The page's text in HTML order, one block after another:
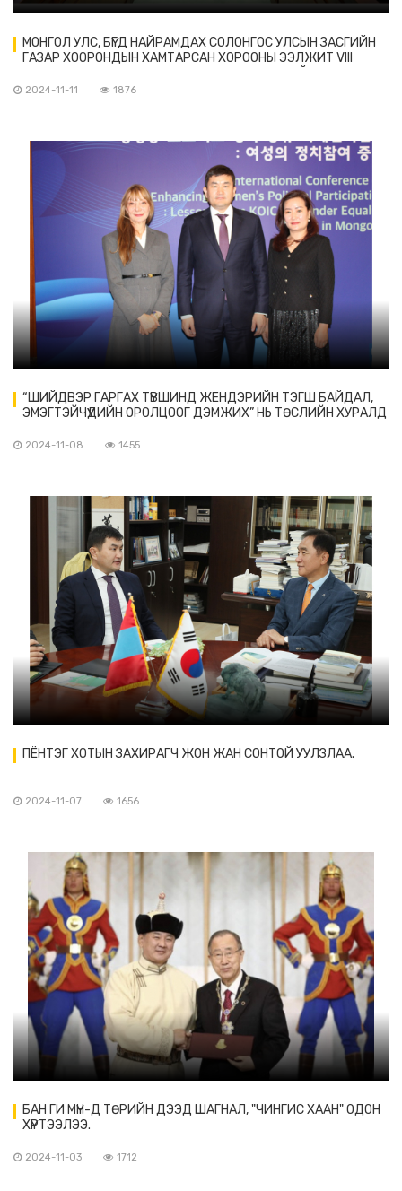
МОНГОЛ УЛС, БҮГД НАЙРАМДАХ СОЛОНГОС УЛСЫН ЗАСГИЙН
ГАЗАР ХООРОНДЫН ХАМТАРСАН ХОРООНЫ ЭЭЛЖИТ VIII
ХОТНОО БОЛЛОО.
2024-11-11 1876
“ШИЙДВЭР ГАРГАХ ТҮВШИНД ЖЕНДЭРИЙН ТЭГШ БАЙДАЛ,
ЭМЭГТЭЙЧҮҮДИЙН ОРОЛЦООГ ДЭМЖИХ” НЬ ТӨСЛИЙН ХУРАЛД
2024-11-08 1455
ПЁНТЭГ ХОТЫН ЗАХИРАГЧ ЖОН ЖАН СОНТОЙ УУЛЗЛАА.
2024-11-07 1656
БАН ГИ МҮН-Д ТӨРИЙН ДЭЭД ШАГНАЛ, "ЧИНГИС ХААН" ОДОН
ХҮРТЭЭЛЭЭ.
2024-11-03 1712